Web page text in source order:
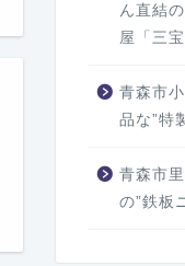
ん直結
屋「三
青森市
品な”特
青森市
の”鉄板